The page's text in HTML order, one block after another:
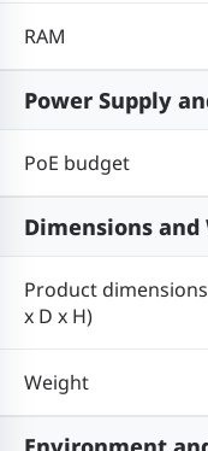
RAM
Power Supply
PoE budget
Dimensions
Product
x D x H)
Weight